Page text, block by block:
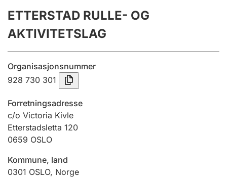
Årsregnskap
Innsending og forsinkelsesgebyr
Tinglysing
Jeger
Betaling og jegeravgiftskort
Ektepaktveileder
ETTERSTAD RULLE- OG
AKTIVITETSLAG
Organisasjonsnummer
928 730 301
Forretningsadresse
c/o Victoria Kivle
Etterstadsletta 120
0659 OSLO
Kommune, land
0301 OSLO, Norge